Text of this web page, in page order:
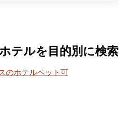
テルを目的別に検索
のホテルペット可